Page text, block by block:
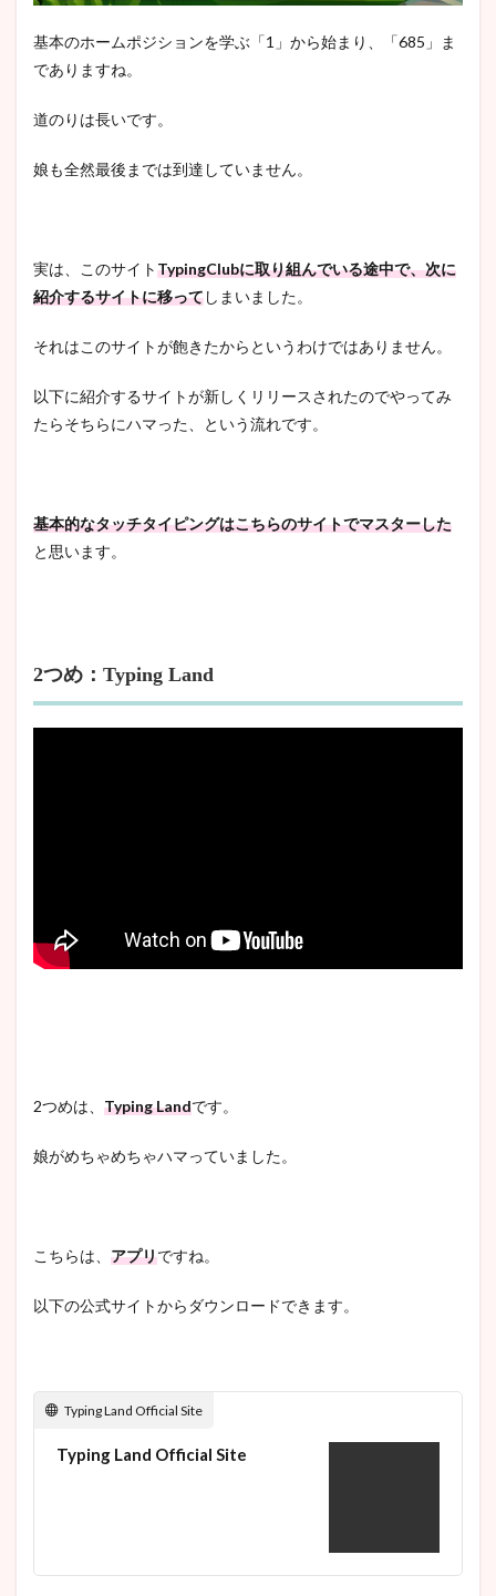
基本のホームポジションを学ぶ「1」から始まり、「685」ま
でありますね。
道のりは長いです。
娘も全然最後までは到達していません。
実は、このサイトTypingClubに取り組んでいる途中で、次に
紹介するサイトに移ってしまいました。
それはこのサイトが飽きたからというわけではありません。
以下に紹介するサイトが新しくリリースされたのでやってみ
たらそちらにハマった、という流れです。
基本的なタッチタイピングはこちらのサイトでマスターした
と思います。
2つめ：Typing Land
2つめは、 Typing Landです。
娘がめちゃめちゃハマっていました。
こちらは、 アプリですね。
以下の公式サイトからダウンロードできます。
Typing Land Official Site
Typing Land Official Site